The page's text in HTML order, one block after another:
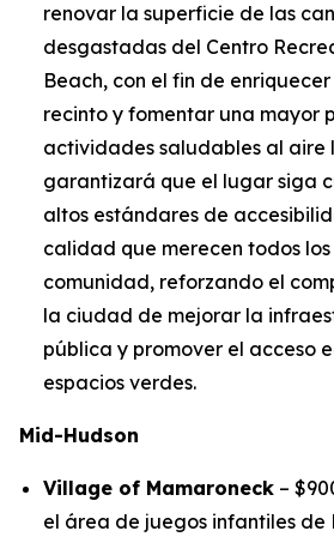
renovar la superficie de las
desgastadas del Centro
Beach, con el fin de
recinto y fomentar una mayor
actividades saludables al aire
garantizará que el lugar siga
altos estándares de
calidad que merecen todos
comunidad, reforzando el
la ciudad de mejorar la
pública y promover el acceso
espacios verdes.
Mid-Hudson
Village of Mamaroneck –
el área de juegos infantiles